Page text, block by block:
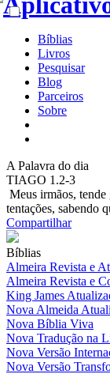
Bíblias
Livros
Pesquisar
Blog
Parceiros
Sobre
A Palavra do dia
TIAGO 1.2-3
Meus irmãos,
tentações, sabendo
Compartilhar
Bíblias
Almeira Revista e
Almeira Revista e
King James
Nova Almeida
Nova Bíblia Viva
Nova Tradução na
Nova Versão
Nova Versão